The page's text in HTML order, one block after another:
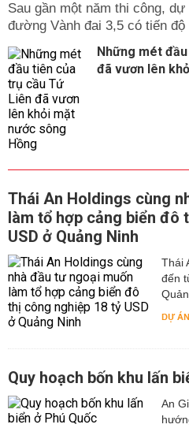
Sau gần một năm thi công,
đường Vành đai 3,5 có tiến
Những mét
đã vươn lên
Thái An Holdings cùng
làm tổ hợp cảng biển đô
USD ở Quảng Ninh
Thái
đến
DỰ ÁN
Quy hoạch bốn khu lấn
An